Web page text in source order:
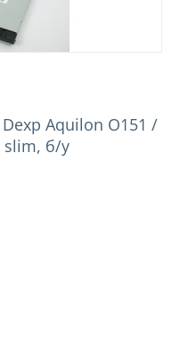
Aquilon O151 /
slim, б/у